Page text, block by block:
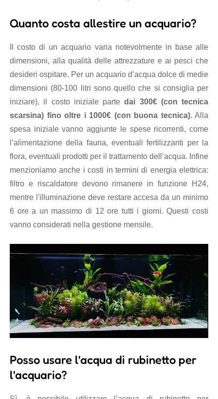
Quanto costa allestire un acquario?
Il costo di un acquario varia notevolmente in base alle
dimensioni, alla qualità delle attrezzature e ai pesci che
desideri ospitare. Per un acquario d’acqua dolce di medie
dimensioni (80-100 litri sono quello che si consiglia per
iniziare), il costo iniziale parte dai 300€ (con tecnica
scarsina) fino oltre i 1000€ (con buona tecnica). Alla
spesa iniziale vanno aggiunte le spese ricorrenti, come
l’alimentazione della fauna, eventuali fertilizzanti per la
flora, eventuali prodotti per il trattamento dell’acqua. Infine
menzioniamo anche i costi in termini di energia elettrica:
filtro e riscaldatore devono rimanere in funzione H24,
mentre l'illuminazione deve restare accesa da un minimo
6 ore a un massimo di 12 ore tutti i giorni. Questi costi
vanno considerati nella gestione mensile.
Posso usare l'acqua di rubinetto per
l'acquario?